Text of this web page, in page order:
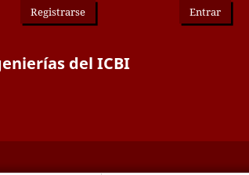
del ICBI
Registrarse Entrar